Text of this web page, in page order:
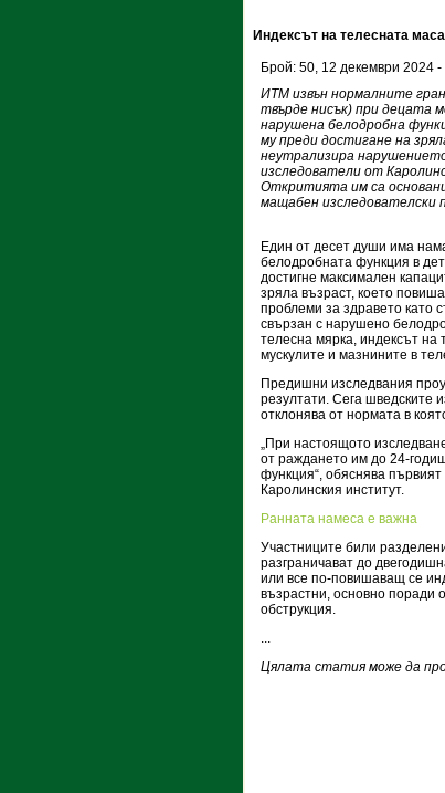
Индексът на телесната
Брой: 50, 12 декември
ИТМ извън нормалните
твърде нисък) при децата
нарушена белодробна
му преди достигане на
неутрализира
изследователи от
Откритията им са
мащабен изследователски
Един от десет души има
белодробната функция в
достигне максимален
зряла възраст, което
проблеми за здравето като
свързан с нарушено
телесна мярка, индексът
мускулите и мазнините в
Предишни изследвания
резултати. Сега шведските
отклонява от нормата в
„При настоящото
от раждането им до 24-
функция“, обяснява
Каролинския институт.
Ранната намеса е важна
Участниците били
разграничават до
или все по-повишаващ се
възрастни, основно поради
обструкция.
...
Цялата статия може да